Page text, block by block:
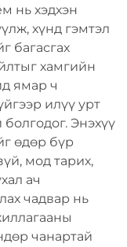
нь хэдхэн
хүнд гэмтэл
багасгах
хамгийн
ямар ч
илүү урт
Энэхүү
өдөр бүр
мод тарих,
ач
чадвар нь
чанартай